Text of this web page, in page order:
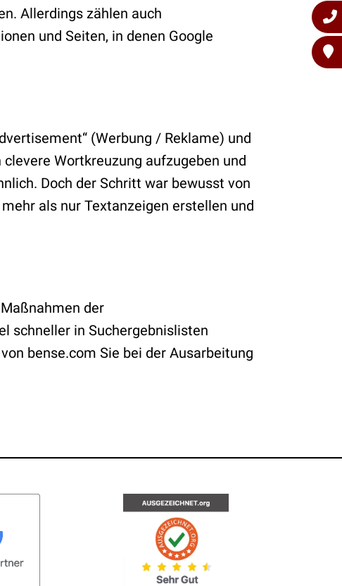
Allerdings zählen auch
und Seiten, in denen Google
(Werbung / Reklame) und
Wortkreuzung aufzugeben und
Doch der Schritt war bewusst von
als nur Textanzeigen erstellen und
der
schneller in Suchergebnislisten
bense.com Sie bei der Ausarbeitung